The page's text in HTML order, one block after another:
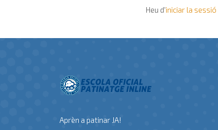
Heu d'iniciar la sessió
Aprèn a patinar JA!